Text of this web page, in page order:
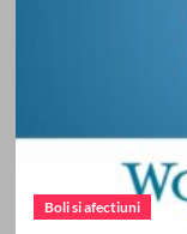
Boli si afectiuni